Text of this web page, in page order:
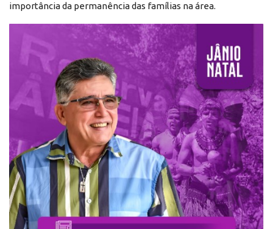
importância da permanência das famílias na área.